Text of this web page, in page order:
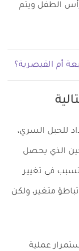
الطفل ويتم
أم القيصرية؟
للحبل السري،
الذي يحصل
في تغيير
متغير، ولكن
عملية